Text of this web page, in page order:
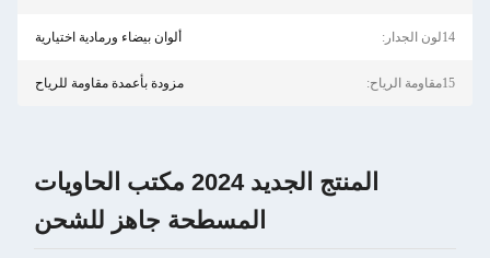
ألوان بيضاء ورمادية اختيارية
مزودة بأعمدة مقاومة للرياح
المنتج الجديد 2024 مكتب الحاويات
المسطحة جاهز للشحن